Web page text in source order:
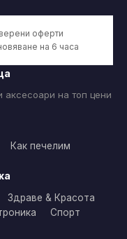
оферти
на 6 часа
аксесоари на топ цени
Как печелим
Здраве & Красота
Спорт